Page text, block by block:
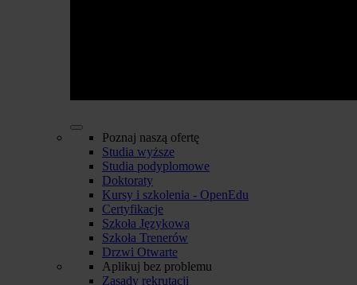
Poznaj naszą ofertę
Studia wyższe
Studia podyplomowe
Doktoraty
Kursy i szkolenia - OpenEdu
Certyfikacje
Szkoła Językowa
Szkoła Trenerów
Drzwi Otwarte
Aplikuj bez problemu
Zasady rekrutacji